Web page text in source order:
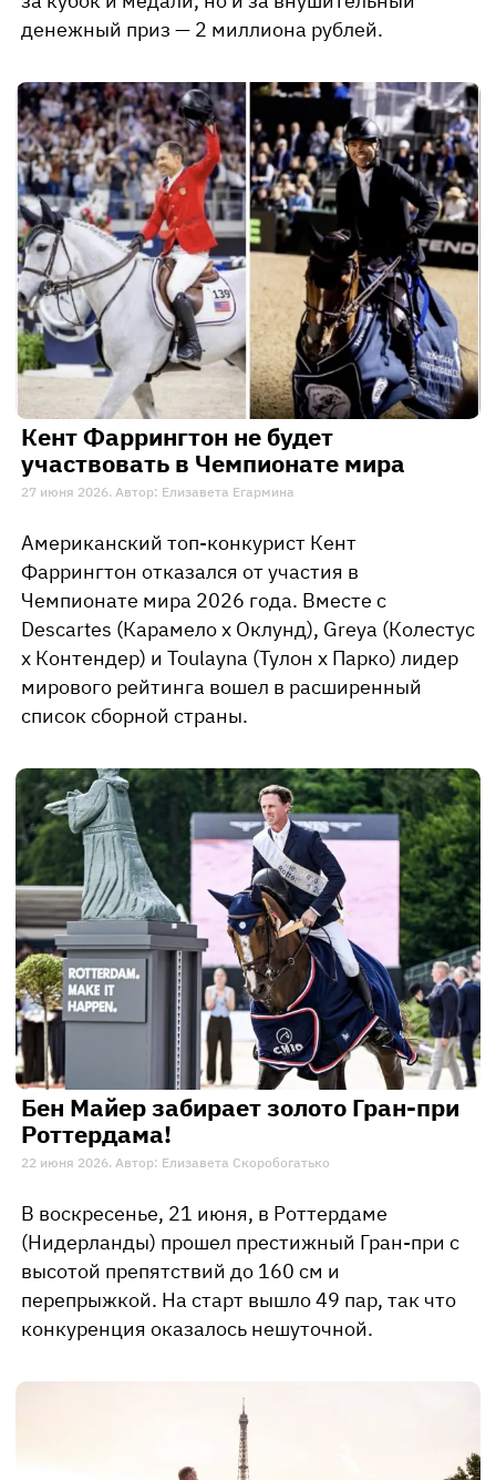
денежный приз — 2 миллиона рублей.
Кент Фаррингтон не будет
участвовать в Чемпионате мира
27 июня 2026. Автор: Елизавета Егармина
Американский топ-конкурист Кент
Фаррингтон отказался от участия в
Чемпионате мира 2026 года. Вместе с
Descartes (Карамело х Оклунд), Greya (Колестус
х Контендер) и Toulayna (Тулон х Парко) лидер
мирового рейтинга вошел в расширенный
список сборной страны.
Бен Майер забирает золото Гран-при
Роттердама!
22 июня 2026. Автор: Елизавета Скоробогатько
В воскресенье, 21 июня, в Роттердаме
(Нидерланды) прошел престижный Гран-при с
высотой препятствий до 160 см и
перепрыжкой. На старт вышло 49 пар, так что
конкуренция оказалось нешуточной.